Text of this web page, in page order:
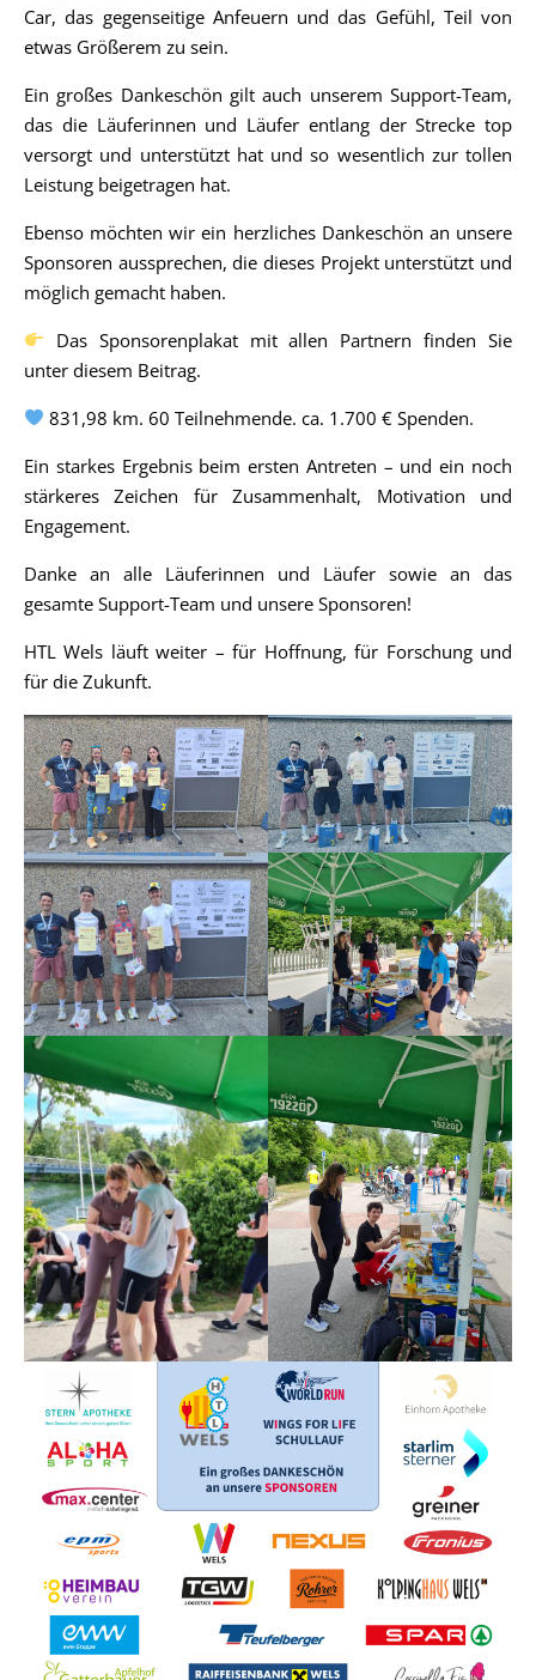
Car, das gegenseitige Anfeuern und das Gefühl, Teil von
etwas Größerem zu sein.
Ein großes Dankeschön gilt auch unserem Support-Team,
das die Läuferinnen und Läufer entlang der Strecke top
versorgt und unterstützt hat und so wesentlich zur tollen
Leistung beigetragen hat.
Ebenso möchten wir ein herzliches Dankeschön an unsere
Sponsoren aussprechen, die dieses Projekt unterstützt und
möglich gemacht haben.
Das Sponsorenplakat mit allen Partnern finden Sie
unter diesem Beitrag.
831,98 km. 60 Teilnehmende. ca. 1.700 € Spenden.
Ein starkes Ergebnis beim ersten Antreten – und ein noch
stärkeres Zeichen für Zusammenhalt, Motivation und
Engagement.
Danke an alle Läuferinnen und Läufer sowie an das
gesamte Support-Team und unsere Sponsoren!
HTL Wels läuft weiter – für Hoffnung, für Forschung und
für die Zukunft.